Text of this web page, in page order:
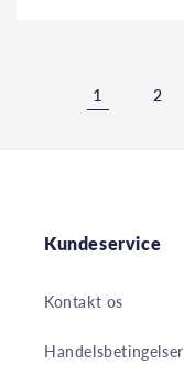
1 2
Kundeservice
Kontakt os
Handelsbetingelser